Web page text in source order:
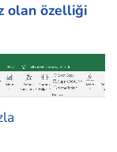
olan özelliği